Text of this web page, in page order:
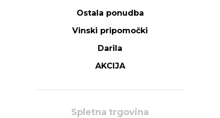
Ostala ponudba
Vinski pripomočki
Darila
AKCIJA
Spletna trgovina